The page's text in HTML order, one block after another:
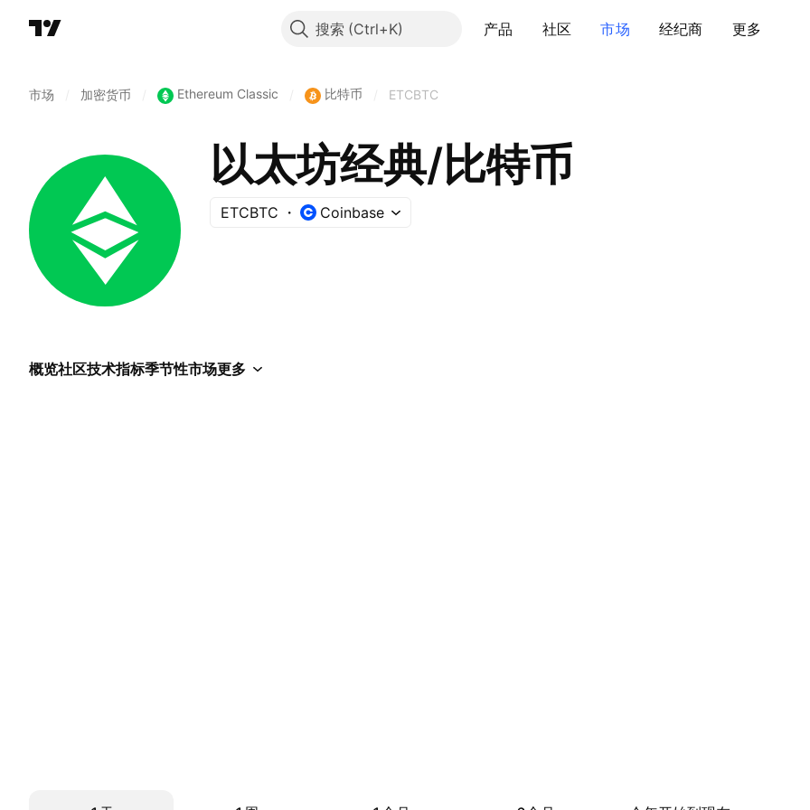
搜索 产品 社区 市场 经纪商 更多
市场 加密货币 Ethereum Classic 比特币 ETCBTC
以太坊经典/比特币
ETCBTC Coinbase
概览社区技术指标季节性市场更多